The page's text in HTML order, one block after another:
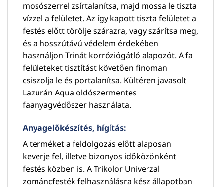
mosószerrel zsírtalanítsa, majd mossa le tiszta
vízzel a felületet. Az így kapott tiszta felületet a
festés előtt törölje szárazra, vagy szárítsa meg,
és a hosszútávú védelem érdekében
használjon Trinát korróziógátló alapozót. A fa
felületeket tisztítást követően finoman
csiszolja le és portalanítsa. Kültéren javasolt
Lazurán Aqua oldószermentes
faanyagvédőszer használata.
Anyagelőkészítés, hígítás:
A terméket a feldolgozás előtt alaposan
keverje fel, illetve bizonyos időközönként
festés közben is. A Trikolor Univerzal
zománcfesték felhasználásra kész állapotban